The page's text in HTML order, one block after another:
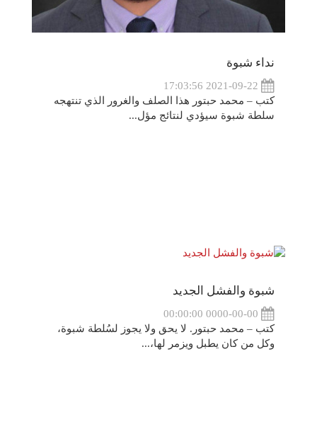
نداء شبوة
كتب – محمد حبتور هذا الصلف والغرور الذي تنتهجه
سلطة شبوة سيؤدي لنتائج مؤل...
شبوة والفشل الجديد
كتب – محمد حبتور. لا يحق ولا يجوز لسُلطة شبوة،
وكل من كان يطبل ويزمر لها،...